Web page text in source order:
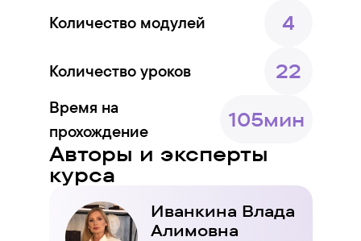
Количество модулей
4
Количество уроков 22
Время на
прохождение
105мин
Авторы и эксперты
курса
Иванкина Влада
Алимовна